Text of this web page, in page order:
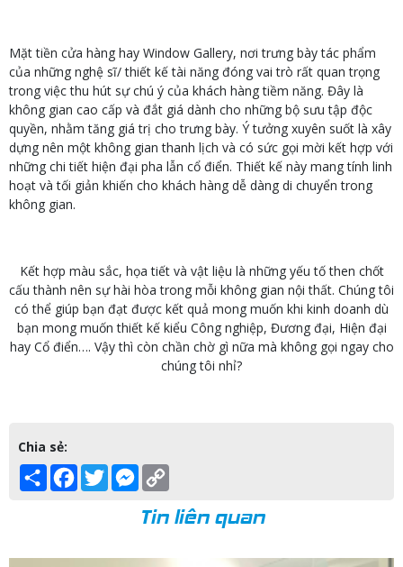
Mặt tiền cửa hàng hay Window Gallery, nơi trưng bày tác phẩm
của những nghệ sĩ/ thiết kế tài năng đóng vai trò rất quan trọng
trong việc thu hút sự chú ý của khách hàng tiềm năng. Đây là
không gian cao cấp và đắt giá dành cho những bộ sưu tập độc
quyền, nhằm tăng giá trị cho trưng bày. Ý tưởng xuyên suốt là xây
dựng nên một không gian thanh lịch và có sức gọi mời kết hợp với
những chi tiết hiện đại pha lẫn cổ điển. Thiết kế này mang tính linh
hoạt và tối giản khiến cho khách hàng dễ dàng di chuyển trong
không gian.
Kết hợp màu sắc, họa tiết và vật liệu là những yếu tố then chốt
cấu thành nên sự hài hòa trong mỗi không gian nội thất. Chúng tôi
có thể giúp bạn đạt được kết quả mong muốn khi kinh doanh dù
bạn mong muốn thiết kế kiểu Công nghiệp, Đương đại, Hiện đại
hay Cổ điển…. Vậy thì còn chần chờ gì nữa mà không gọi ngay cho
chúng tôi nhỉ?
Chia sẻ:
Share Facebook
TwitterMessenger
Tin liên quan